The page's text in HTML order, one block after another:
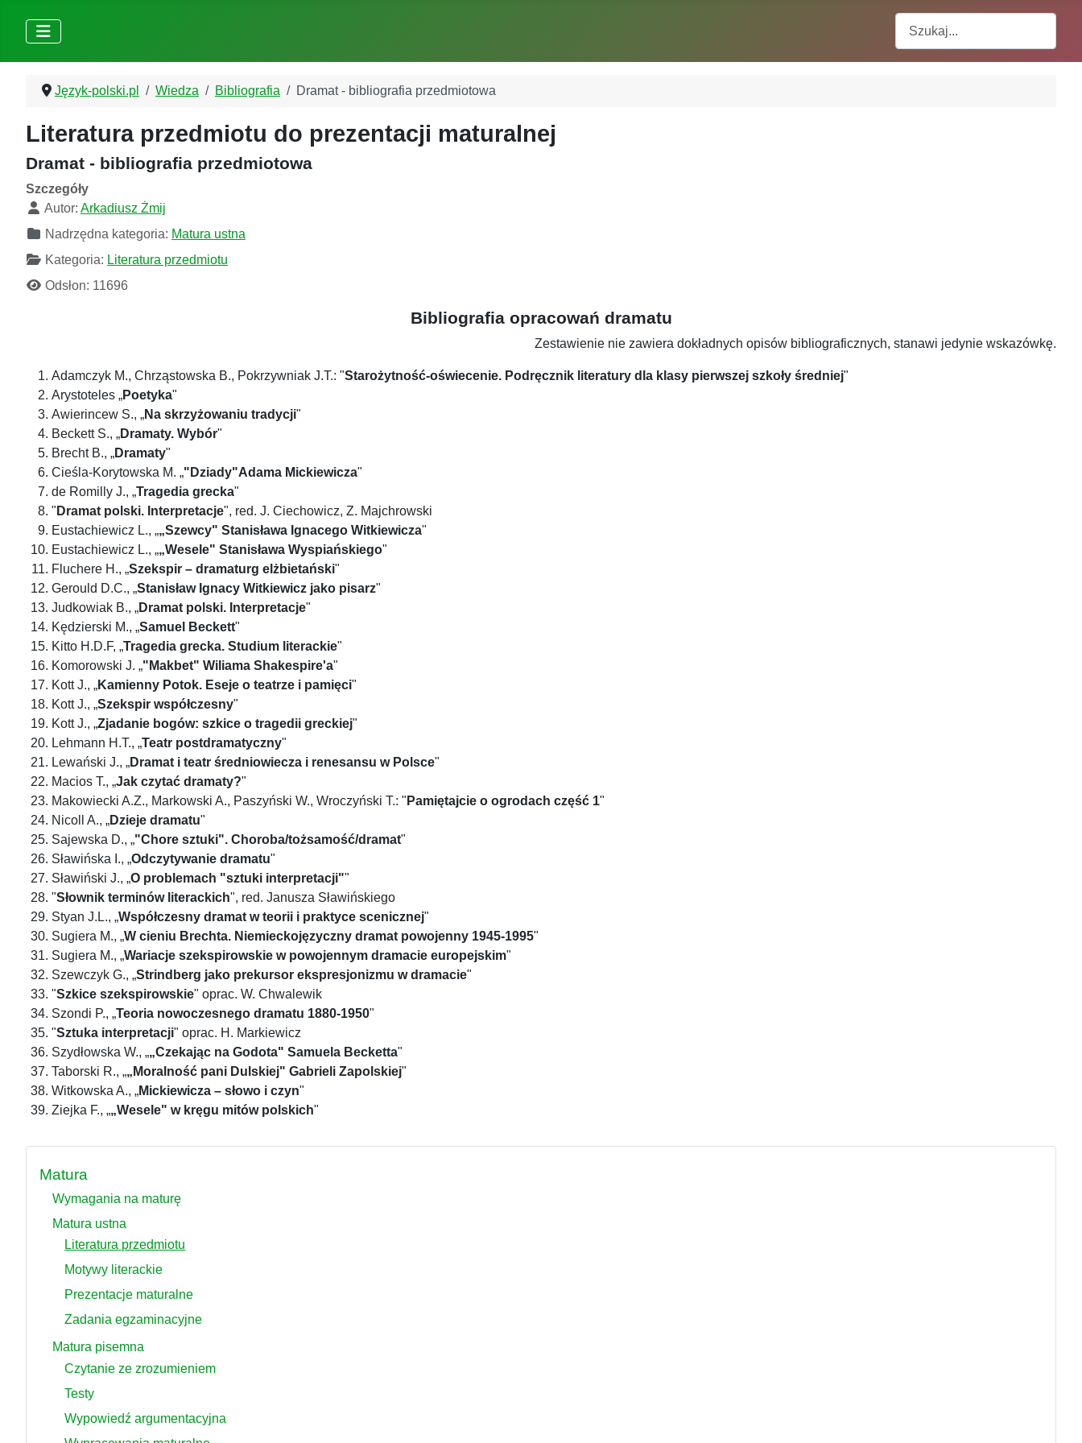
Język-polski.pl Wiedza Bibliografia Dramat - bibliografia przedmiotowa
Literatura przedmiotu do prezentacji maturalnej
Dramat - bibliografia przedmiotowa
Szczegóły
Autor: Arkadiusz Żmij
Nadrzędna kategoria: Matura ustna
Kategoria: Literatura przedmiotu
Odsłon: 11696
Bibliografia opracowań dramatu
Zestawienie nie zawiera dokładnych opisów bibliograficznych, stanawi jedynie wskazówkę.
Adamczyk M., Chrząstowska B., Pokrzywniak J.T.: "Starożytność-oświecenie. Podręcznik literatury dla klasy pierwszej szkoły średniej"
Arystoteles „Poetyka"
Awierincew S., „Na skrzyżowaniu tradycji"
Beckett S., „Dramaty. Wybór"
Brecht B., „Dramaty"
Cieśla-Korytowska M. „"Dziady"Adama Mickiewicza"
de Romilly J., „Tragedia grecka"
" Dramat polski. Interpretacje", red. J. Ciechowicz, Z. Majchrowski
Eustachiewicz L., „„Szewcy" Stanisława Ignacego Witkiewicza"
Eustachiewicz L., „„Wesele" Stanisława Wyspiańskiego"
Fluchere H., „Szekspir – dramaturg elżbietański"
Gerould D.C., „Stanisław Ignacy Witkiewicz jako pisarz"
Judkowiak B., „Dramat polski. Interpretacje"
Kędzierski M., „Samuel Beckett"
Kitto H.D.F, „Tragedia grecka. Studium literackie"
Komorowski J. „"Makbet" Wiliama Shakespire'a"
Kott J., „Kamienny Potok. Eseje o teatrze i pamięci"
Kott J., „Szekspir współczesny"
Kott J., „Zjadanie bogów: szkice o tragedii greckiej"
Lehmann H.T., „Teatr postdramatyczny"
Lewański J., „Dramat i teatr średniowiecza i renesansu w Polsce"
Macios T., „Jak czytać dramaty?"
Makowiecki A.Z., Markowski A., Paszyński W., Wroczyński T.: " Pamiętajcie o ogrodach część 1"
Nicoll A., „Dzieje dramatu"
Sajewska D., „"Chore sztuki". Choroba/tożsamość/dramat"
Sławińska I., „Odczytywanie dramatu"
Sławiński J., „O problemach "sztuki interpretacji""
"Słownik terminów literackich", red. Janusza Sławińskiego
Styan J.L., „Współczesny dramat w teorii i praktyce scenicznej"
Sugiera M., „W cieniu Brechta. Niemieckojęzyczny dramat powojenny 1945-1995"
Sugiera M., „Wariacje szekspirowskie w powojennym dramacie europejskim"
Szewczyk G., „Strindberg jako prekursor ekspresjonizmu w dramacie"
"Szkice szekspirowskie" oprac. W. Chwalewik
Szondi P., „Teoria nowoczesnego dramatu 1880-1950"
"Sztuka interpretacji" oprac. H. Markiewicz
Szydłowska W., „„Czekając na Godota" Samuela Becketta"
Taborski R., „„Moralność pani Dulskiej" Gabrieli Zapolskiej"
Witkowska A., „Mickiewicza – słowo i czyn"
Ziejka F., „„Wesele" w kręgu mitów polskich"
Matura
Wymagania na maturę
Matura ustna
Literatura przedmiotu
Motywy literackie
Prezentacje maturalne
Zadania egzaminacyjne
Matura pisemna
Czytanie ze zrozumieniem
Testy
Wypowiedź argumentacyjna